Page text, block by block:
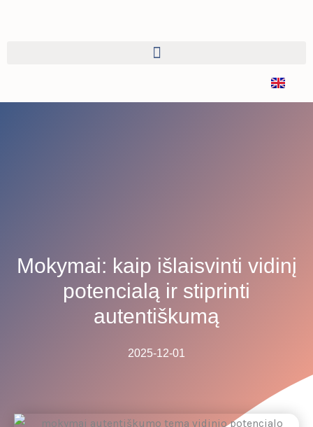
Mokymai: kaip išlaisvinti vidinį
potencialą ir stiprinti
autentiškumą
2025-12-01